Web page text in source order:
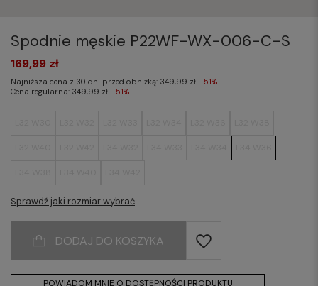
Spodnie męskie P22WF-WX-006-C-S
Sprawdź jaki rozmiar wybrać
169,99 zł
Najniższa cena z 30 dni przed obniżką: 349,99 zł -51%
Cena regularna: 349,99 zł -51%
DODAJ DO KOSZYKA
POWIADOM MNIE O DOSTĘPNOŚCI PRODUKTU